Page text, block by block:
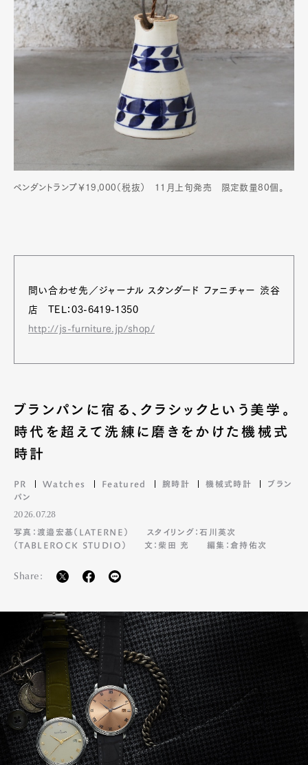
ペンダントランプ￥19,000（税抜） 11月上旬発売 限定数量80個。
問い合わせ先／ジャーナル スタンダード ファニチャー 渋谷
店 TEL：03-6419-1350
http://js-furniture.jp/shop/
ブランパンに宿る、クラシックという美学。
時代を超えて洗練に磨きをかけた機械式
時計
PR Watches Featured 腕時計 機械式時計
ブラン
パン
2026.07.28
写真：渡邉宏基（LATERNE）
スタイリング：石川英次
（TABLEROCK STUDIO）
文：柴田 充 編集：倉持佑次
Share: